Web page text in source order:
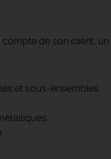
de son client,
et sous-ensembles